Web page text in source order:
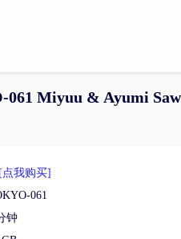
Miyuu & Ayumi
[点我购买]
061
钟